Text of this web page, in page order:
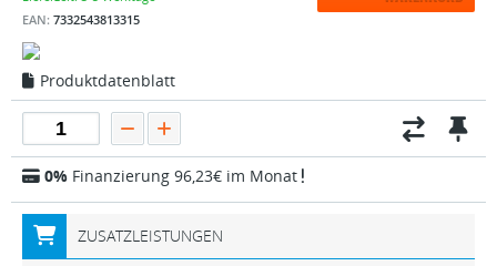
EAN: 7332543813315
Produktdatenblatt
0% Finanzierung 96,23€ im Monat
ZUSATZLEISTUNGEN